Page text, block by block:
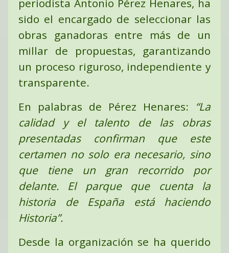
periodista Antonio Pérez Henares, ha
sido el encargado de seleccionar las
obras ganadoras entre más de un
millar de propuestas, garantizando
un proceso riguroso, independiente y
transparente.
En palabras de Pérez Henares:
“La
calidad y el talento de las obras
presentadas confirman que este
certamen no solo era necesario, sino
que tiene un gran recorrido por
delante. El parque que cuenta la
historia de España está haciendo
Historia”.
Desde la organización se ha querido